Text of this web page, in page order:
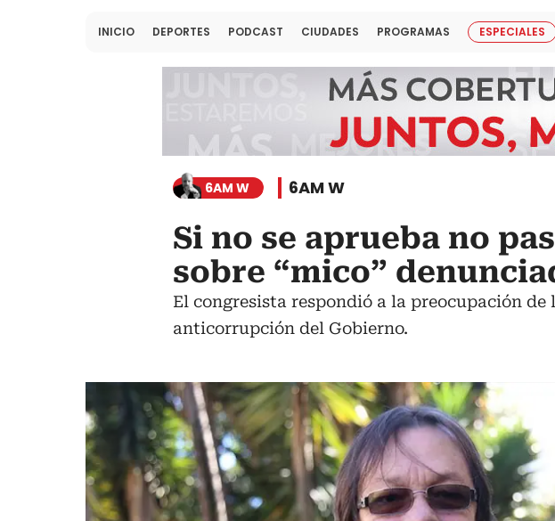
INICIO DEPORTES PODCAST CIUDADES PROGRAMAS ESPECIALES
6AM W 6AM W
Si no se aprueba no
sobre “mico”
El congresista respondió a la preocupación
anticorrupción del Gobierno.